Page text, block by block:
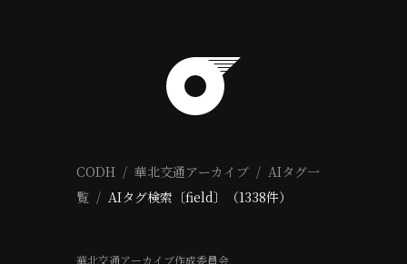
CODH 華北交通アーカイブ
AIタグ一
覧
AIタグ検索〔field〕（1338件）
華北交通アーカイブ作成委員会